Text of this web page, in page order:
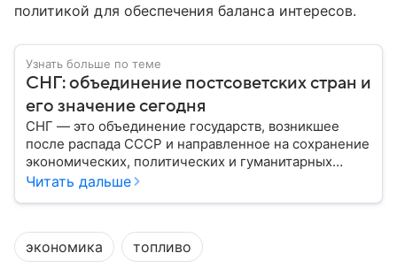
политикой для обеспечения баланса интересов.
Узнать больше по теме
СНГ: объединение постсоветских стран и
его значение сегодня
СНГ — это объединение государств, возникшее
после распада СССР и направленное на сохранение
экономических, политических и гуманитарных
связей между бывшими союзными республиками.
площадка для взаимодействия стран региона.
Собрали главное по теме на сегодняшний день.
Читать дальше
экономика топливо